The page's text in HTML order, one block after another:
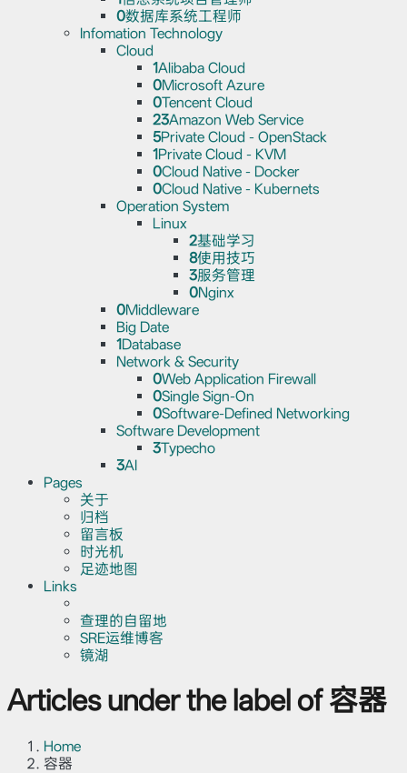
0数据库系统工程师
Infomation Technology
Cloud
1Alibaba Cloud
0Microsoft Azure
0Tencent Cloud
23Amazon Web Service
5Private Cloud - OpenStack
1Private Cloud - KVM
0Cloud Native - Docker
0Cloud Native - Kubernets
Operation System
Linux
2基础学习
8使用技巧
3服务管理
0Nginx
0Middleware
Big Date
1Database
Network & Security
0Web Application Firewall
0Single Sign-On
0Software-Defined Networking
Software Development
3Typecho
3AI
Pages
关于
归档
留言板
时光机
足迹地图
Links
查理的自留地
SRE运维博客
镜湖
Articles under the label of 容器
Home
容器